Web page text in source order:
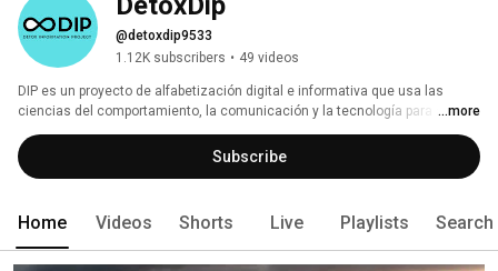
@detoxdip9533
1.12K subscribers • 49 videos
DIP es un proyecto de alfabetización digital e informativa que usa las
ciencias del comportamiento, la comunicación y la tecnología para ayudar
a las personas y a las organizaciones a desintoxicar los ambientes
informacionales.
...more
Subscribe
Home Videos Shorts Live Playlists Search